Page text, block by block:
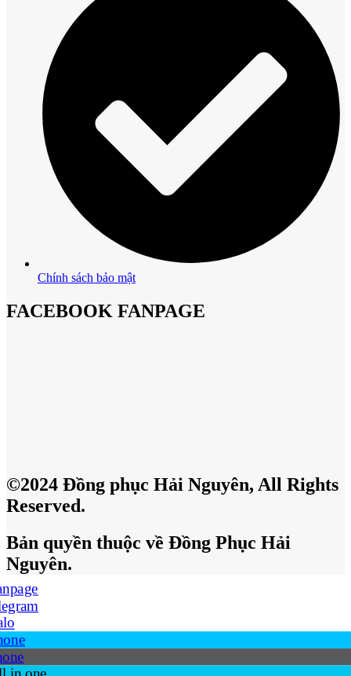
Chính sách bảo mật
FACEBOOK FANPAGE
©2024 Đồng phục Hải Nguyên, All Rights
Reserved.
Bản quyền thuộc về Đồng Phục Hải
Nguyên.